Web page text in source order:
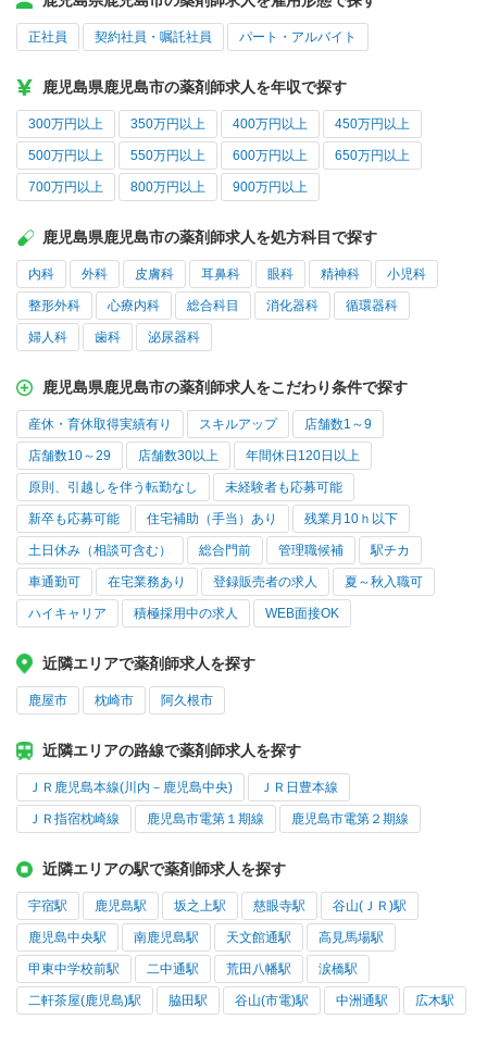
正社員 契約社員・嘱託社員 パート・アルバイト
鹿児島県鹿児島市の薬剤師求人を年収で探す
300万円以上 350万円以上 400万円以上 450万円以上
500万円以上 550万円以上 600万円以上 650万円以上
700万円以上 800万円以上 900万円以上
鹿児島県鹿児島市の薬剤師求人を処方科目で探す
内科 外科 皮膚科 耳鼻科 眼科 精神科 小児科
整形外科 心療内科 総合科目 消化器科 循環器科
婦人科 歯科 泌尿器科
鹿児島県鹿児島市の薬剤師求人をこだわり条件で探す
産休・育休取得実績有り スキルアップ 店舗数1～9
店舗数10～29 店舗数30以上 年間休日120日以上
原則、引越しを伴う転勤なし 未経験者も応募可能
新卒も応募可能 住宅補助（手当）あり 残業月10ｈ以下
土日休み（相談可含む） 総合門前 管理職候補 駅チカ
車通勤可 在宅業務あり 登録販売者の求人 夏～秋入職可
ハイキャリア 積極採用中の求人 WEB面接OK
近隣エリアで薬剤師求人を探す
鹿屋市 枕崎市 阿久根市
近隣エリアの路線で薬剤師求人を探す
ＪＲ鹿児島本線(川内－鹿児島中央) ＪＲ日豊本線
ＪＲ指宿枕崎線 鹿児島市電第１期線 鹿児島市電第２期線
近隣エリアの駅で薬剤師求人を探す
宇宿駅 鹿児島駅 坂之上駅 慈眼寺駅 谷山(ＪＲ)駅
鹿児島中央駅 南鹿児島駅 天文館通駅 高見馬場駅
甲東中学校前駅 二中通駅 荒田八幡駅 涙橋駅
二軒茶屋(鹿児島)駅 脇田駅 谷山(市電)駅 中洲通駅 広木駅